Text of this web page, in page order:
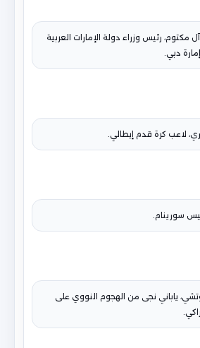
مكتوم، رئيس وزراء دولة الإمارات العربية
دبي.
لاعب كرة قدم إيطالي.
سورينام.
ياباني نجى من الهجوم النووي على